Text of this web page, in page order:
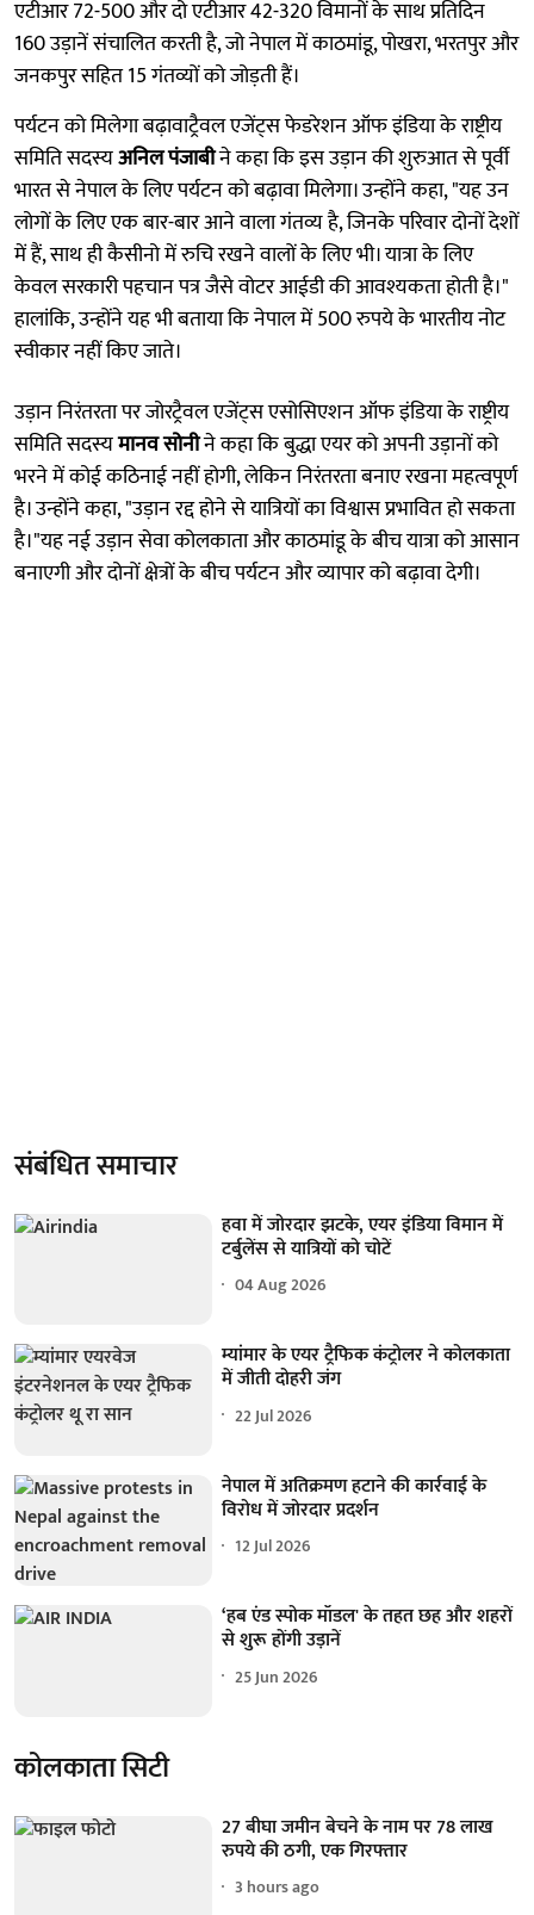
एटीआर 72-500 और दो एटीआर 42-320 विमानों के साथ प्रतिदिन
160 उड़ानें संचालित करती है, जो नेपाल में काठमांडू, पोखरा, भरतपुर और
जनकपुर सहित 15 गंतव्यों को जोड़ती हैं।
पर्यटन को मिलेगा बढ़ावाट्रैवल एजेंट्स फेडरेशन ऑफ इंडिया के राष्ट्रीय
समिति सदस्यअनिल पंजाबीने कहा कि इस उड़ान की शुरुआत से पूर्वी
भारत से नेपाल के लिए पर्यटन को बढ़ावा मिलेगा। उन्होंने कहा, "यह उन
लोगों के लिए एक बार-बार आने वाला गंतव्य है, जिनके परिवार दोनों देशों
में हैं, साथ ही कैसीनो में रुचि रखने वालों के लिए भी। यात्रा के लिए
केवल सरकारी पहचान पत्र जैसे वोटर आईडी की आवश्यकता होती है।"
हालांकि, उन्होंने यह भी बताया कि नेपाल में 500 रुपये के भारतीय नोट
स्वीकार नहीं किए जाते।
उड़ान निरंतरता पर जोरट्रैवल एजेंट्स एसोसिएशन ऑफ इंडिया के राष्ट्रीय
समिति सदस्यमानव सोनीने कहा कि बुद्धा एयर को अपनी उड़ानों को
भरने में कोई कठिनाई नहीं होगी, लेकिन निरंतरता बनाए रखना महत्वपूर्ण
है। उन्होंने कहा, "उड़ान रद्द होने से यात्रियों का विश्वास प्रभावित हो सकता
है।"यह नई उड़ान सेवा कोलकाता और काठमांडू के बीच यात्रा को आसान
बनाएगी और दोनों क्षेत्रों के बीच पर्यटन और व्यापार को बढ़ावा देगी।
संबंधित समाचार
हवा में जोरदार झटके, एयर इंडिया विमान में
टर्बुलेंस से यात्रियों को चोटें
04 Aug 2026
म्यांमार के एयर ट्रैफिक कंट्रोलर ने कोलकाता
में जीती दोहरी जंग
22 Jul 2026
नेपाल में अतिक्रमण हटाने की कार्रवाई के
विरोध में जोरदार प्रदर्शन
12 Jul 2026
‘हब एंड स्पोक मॉडल' के तहत छह और शहरों
से शुरू होंगी उड़ानें
25 Jun 2026
कोलकाता सिटी
27 बीघा जमीन बेचने के नाम पर 78 लाख
रुपये की ठगी, एक गिरफ्तार
3 hours ago